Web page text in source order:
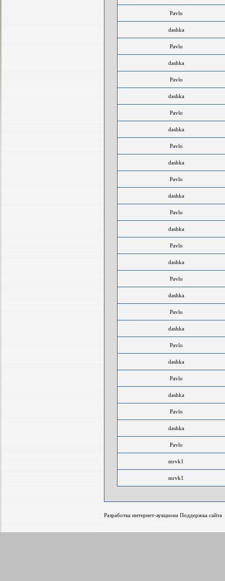
Pavlo
dashka
Pavlo
dashka
Pavlo
dashka
Pavlo
dashka
Pavlo
dashka
Pavlo
dashka
Pavlo
dashka
Pavlo
dashka
Pavlo
dashka
Pavlo
dashka
Pavlo
dashka
Pavlo
dashka
Pavlo
dashka
Pavlo
mrvk1
mrvk1
Разработка интернет-аукциона Поддержка